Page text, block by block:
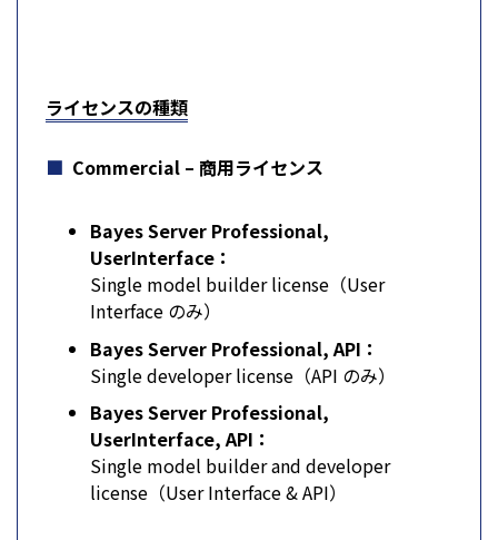
ライセンスの種類
Commercial – 商用ライセンス
Bayes Server Professional,
UserInterface：
Single model builder license（User
Interface のみ）
Bayes Server Professional, API：
Single developer license（API のみ）
Bayes Server Professional,
UserInterface, API：
Single model builder and developer
license（User Interface & API）